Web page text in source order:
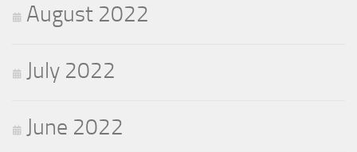
August 2022
July 2022
June 2022